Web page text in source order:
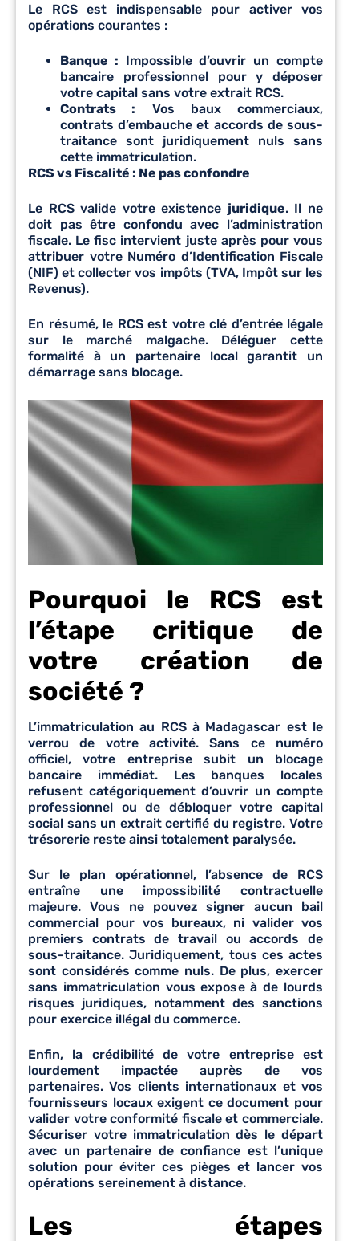
Le RCS est indispensable pour activer vos
opérations courantes :
Banque : Impossible d’ouvrir un compte
bancaire professionnel pour y déposer
votre capital sans votre extrait RCS.
Contrats : Vos baux commerciaux,
contrats d’embauche et accords de sous-
traitance sont juridiquement nuls sans
cette immatriculation.
RCS vs Fiscalité : Ne pas confondre
Le RCS valide votre existence juridique. Il ne
doit pas être confondu avec l’administration
fiscale. Le fisc intervient juste après pour vous
attribuer votre Numéro d’Identification Fiscale
(NIF) et collecter vos impôts (TVA, Impôt sur les
Revenus).
En résumé, le RCS est votre clé d’entrée légale
sur le marché malgache. Déléguer cette
formalité à un partenaire local garantit un
démarrage sans blocage.
Pourquoi le RCS est
l’étape critique de
votre création de
société ?
L’immatriculation au RCS à Madagascar est le
verrou de votre activité. Sans ce numéro
officiel, votre entreprise subit un blocage
bancaire immédiat. Les banques locales
refusent catégoriquement d’ouvrir un compte
professionnel ou de débloquer votre capital
social sans un extrait certifié du registre. Votre
trésorerie reste ainsi totalement paralysée.
Sur le plan opérationnel, l’absence de RCS
entraîne une impossibilité contractuelle
majeure. Vous ne pouvez signer aucun bail
commercial pour vos bureaux, ni valider vos
premiers contrats de travail ou accords de
sous-traitance. Juridiquement, tous ces actes
sont considérés comme nuls. De plus, exercer
sans immatriculation vous expose à de lourds
risques juridiques, notamment des sanctions
pour exercice illégal du commerce.
Enfin, la crédibilité de votre entreprise est
lourdement impactée auprès de vos
partenaires. Vos clients internationaux et vos
fournisseurs locaux exigent ce document pour
valider votre conformité fiscale et commerciale.
Sécuriser votre immatriculation dès le départ
avec un partenaire de confiance est l’unique
solution pour éviter ces pièges et lancer vos
opérations sereinement à distance.
Les étapes